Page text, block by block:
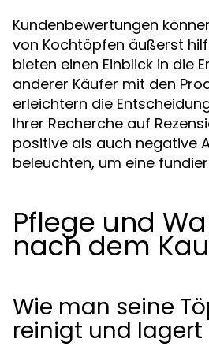
Kundenbewertungen
von Kochtöpfen äußerst
bieten einen Einblick in die
anderer Käufer mit den
erleichtern die
Ihrer Recherche auf
positive als auch negative
beleuchten, um eine
Pflege und
nach dem
Wie man seine
reinigt und lagert